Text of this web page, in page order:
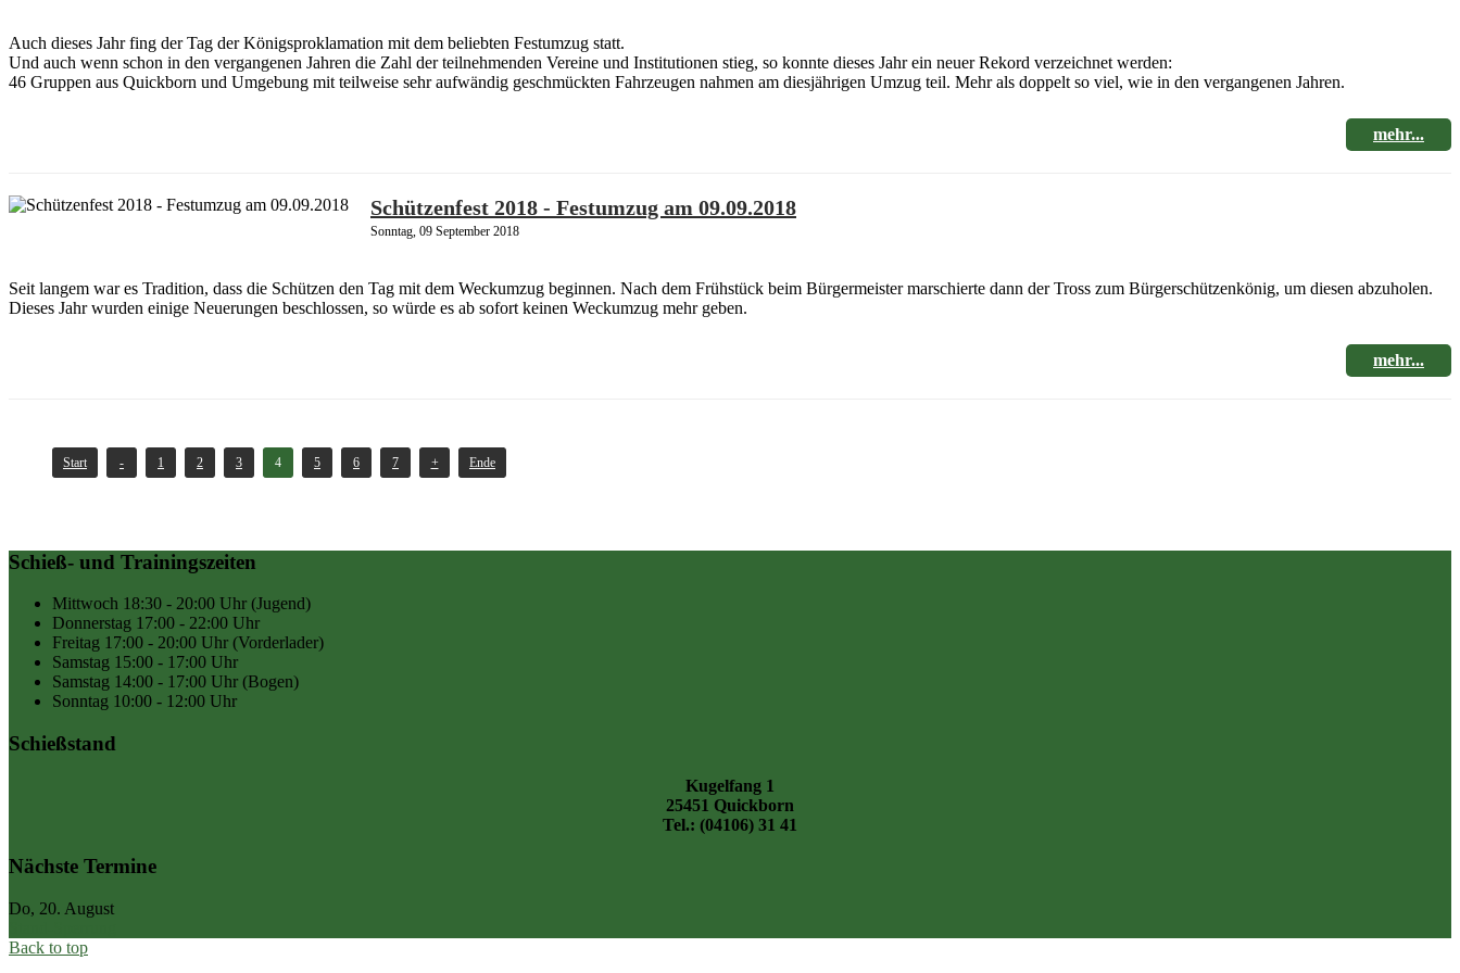
Auch dieses Jahr fing der Tag der Königsproklamation mit dem beliebten Festumzug statt.
Und auch wenn schon in den vergangenen Jahren die Zahl der teilnehmenden Vereine und Institutionen stieg, so konnte dieses Jahr ein neuer Rekord verzeichnet werden:
46 Gruppen aus Quickborn und Umgebung mit teilweise sehr aufwändig geschmückten Fahrzeugen nahmen am diesjährigen Umzug teil. Mehr als doppelt so viel, wie in den vergangenen Jahren.
mehr...
Schützenfest 2018 - Festumzug am 09.09.2018
Sonntag, 09 September 2018
Seit langem war es Tradition, dass die Schützen den Tag mit dem Weckumzug beginnen. Nach dem Frühstück beim Bürgermeister marschierte dann der Tross zum Bürgerschützenkönig, um diesen abzuholen.
Dieses Jahr wurden einige Neuerungen beschlossen, so würde es ab sofort keinen Weckumzug mehr geben.
mehr...
Start - 1 2 3 4 5 6 7 + Ende
Schieß- und Trainingszeiten
Mittwoch 18:30 - 20:00 Uhr (Jugend)
Donnerstag 17:00 - 22:00 Uhr
Freitag 17:00 - 20:00 Uhr (Vorderlader)
Samstag 15:00 - 17:00 Uhr
Samstag 14:00 - 17:00 Uhr (Bogen)
Sonntag 10:00 - 12:00 Uhr
Schießstand
Kugelfang 1
25451 Quickborn
Tel.: (04106) 31 41
Nächste Termine
Do, 20. August
Back to top